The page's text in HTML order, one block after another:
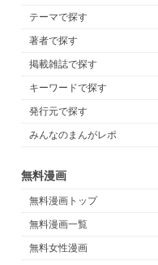
テーマで探す
著者で探す
掲載雑誌で探す
キーワードで探す
発行元で探す
みんなのまんがレポ
無料漫画
無料漫画トップ
無料漫画一覧
無料女性漫画